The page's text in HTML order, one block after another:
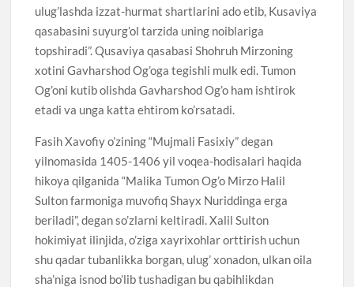
ulug’lashda izzat-hurmat shartlarini ado etib, Kusaviya
qasabasini suyurg’ol tarzida uning noiblariga
topshiradi”. Qusaviya qasabasi Shohruh Mirzoning
xotini Gavharshod Og’oga tegishli mulk edi. Tumon
Og’oni kutib olishda Gavharshod Og’o ham ishtirok
etadi va unga katta ehtirom ko’rsatadi.
Fasih Xavofiy o’zining “Mujmali Fasixiy” degan
yilnomasida 1405-1406 yil voqea-hodisalari haqida
hikoya qilganida “Malika Tumon Og’o Mirzo Halil
Sulton farmoniga muvofiq Shayx Nuriddinga erga
beriladi”, degan so’zlarni keltiradi. Xalil Sulton
hokimiyat ilinjida, o’ziga xayrixohlar orttirish uchun
shu qadar tubanlikka borgan, ulug’ xonadon, ulkan oila
sha’niga isnod bo’lib tushadigan bu qabihlikdan